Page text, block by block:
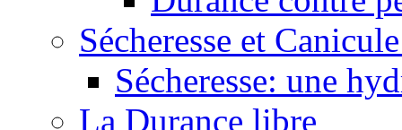
Sécheresse et
Sécheresse: une
La Durance libre